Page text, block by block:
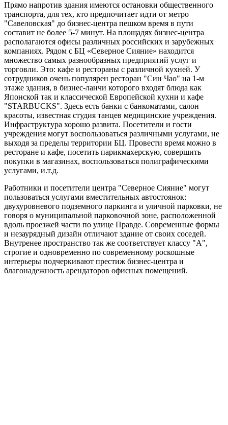
Прямо напротив здания имеются остановки общественного
транспорта, для тех, кто предпочитает идти от метро
"Савеловская" до бизнес-центра пешком время в пути
составит не более 5-7 минут. На площадях бизнес-центра
располагаются офисы различных российских и зарубежных
компаниях. Рядом с БЦ «Северное Сияние» находится
множество самых разнообразных предприятий услуг и
торговли. Это: кафе и рестораны с различной кухней. У
сотрудников очень популярен ресторан "Син Чао" на 1-м
этаже здания, в бизнес-ланчи которого входят блюда как
Японской так и классической Европейской кухни и кафе
"STARBUCKS". Здесь есть банки с банкоматами, салон
красоты, известная студия танцев медицинские учреждения.
Инфраструктура хорошо развита. Посетители и гости
учреждения могут воспользоваться различными услугами, не
выходя за пределы территории БЦ. Провести время можно в
ресторане и кафе, посетить парикмахерскую, совершить
покупки в магазинах, воспользоваться полиграфическими
услугами, и.т.д.
Работники и посетители центра "Северное Сияние" могут
пользоваться услугами вместительных автостоянок:
двухуровневого подземного паркинга и уличной парковки, не
говоря о муниципальной парковочной зоне, расположенной
вдоль проезжей части по улице Правде. Современные формы
и незаурядный дизайн отличают здание от своих соседей.
Внутренее пространство так же соответствует классу "А",
строгие и одновременно по современному роскошные
интерьеры подчеркивают престиж бизнес-центра и
благонадежность арендаторов офисных помещений.